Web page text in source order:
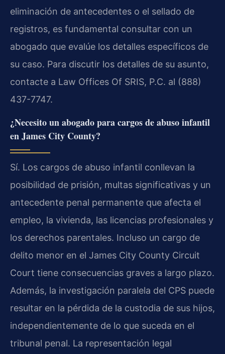
eliminación de antecedentes o el sellado de
registros, es fundamental consultar con un
abogado que evalúe los detalles específicos de
su caso. Para discutir los detalles de su asunto,
contacte a Law Offices Of SRIS, P.C. al (888)
437-7747.
¿Necesito un abogado para cargos de abuso infantil
en James City County?
Sí. Los cargos de abuso infantil conllevan la
posibilidad de prisión, multas significativas y un
antecedente penal permanente que afecta el
empleo, la vivienda, las licencias profesionales y
los derechos parentales. Incluso un cargo de
delito menor en el James City County Circuit
Court tiene consecuencias graves a largo plazo.
Además, la investigación paralela del CPS puede
resultar en la pérdida de la custodia de sus hijos,
independientemente de lo que suceda en el
tribunal penal. La representación legal